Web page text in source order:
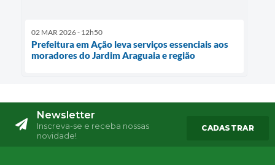
02 MAR 2026 - 12h50
Prefeitura em Ação leva serviços essenciais aos
moradores do Jardim Araguaia e região
Newsletter
Inscreva-se e receba nossas
novidade!
CADASTRAR